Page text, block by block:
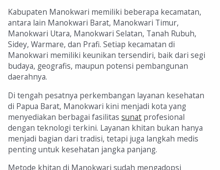
Kabupaten Manokwari memiliki beberapa kecamatan,
antara lain Manokwari Barat, Manokwari Timur,
Manokwari Utara, Manokwari Selatan, Tanah Rubuh,
Sidey, Warmare, dan Prafi. Setiap kecamatan di
Manokwari memiliki keunikan tersendiri, baik dari segi
budaya, geografis, maupun potensi pembangunan
daerahnya.
Di tengah pesatnya perkembangan layanan kesehatan
di Papua Barat, Manokwari kini menjadi kota yang
menyediakan berbagai fasilitassunat profesional
dengan teknologi terkini. Layanan khitan bukan hanya
menjadi bagian dari tradisi, tetapi juga langkah medis
penting untuk kesehatan jangka panjang.
Metode khitan di Manokwari sudah mengadopsi